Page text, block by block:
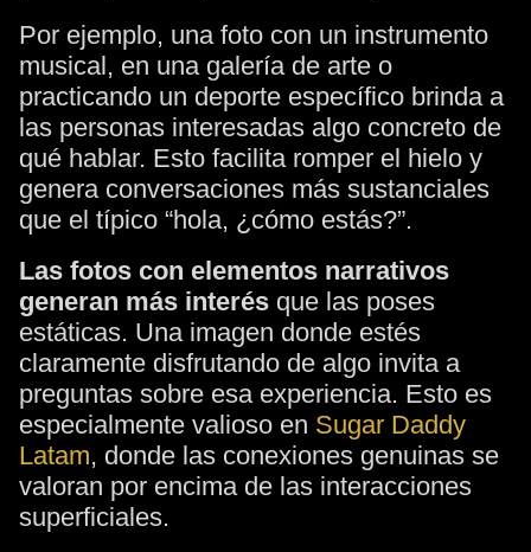
Por ejemplo, una foto con un instrumento
musical, en una galería de arte o
practicando un deporte específico brinda a
las personas interesadas algo concreto de
qué hablar. Esto facilita romper el hielo y
genera conversaciones más sustanciales
que el típico “hola, ¿cómo estás?”.
Las fotos con elementos narrativos
generan más interés que las poses
estáticas. Una imagen donde estés
claramente disfrutando de algo invita a
preguntas sobre esa experiencia. Esto es
especialmente valioso en Sugar Daddy
Latam, donde las conexiones genuinas se
valoran por encima de las interacciones
superficiales.